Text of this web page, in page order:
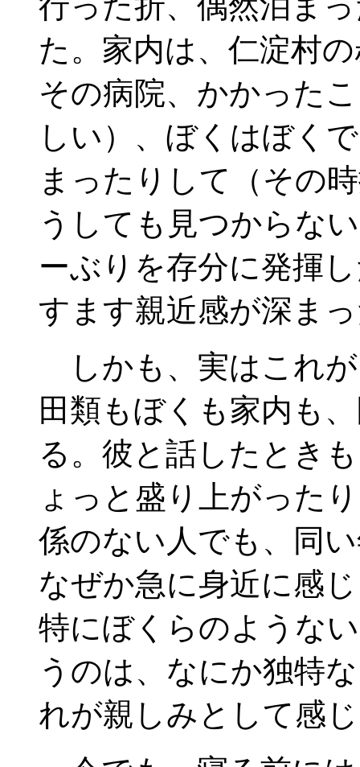
た。家内は、仁淀村
その病院、かかった
しい）、ぼくはぼく
まったりして（その
うしても見つからな
ーぶりを存分に発揮
すます親近感が深ま
しかも、実はこれ
田類もぼくも家内も
る。彼と話したとき
ょっと盛り上がった
係のない人でも、同
なぜか急に身近に感
特にぼくらのような
うのは、なにか独特
れが親しみとして感